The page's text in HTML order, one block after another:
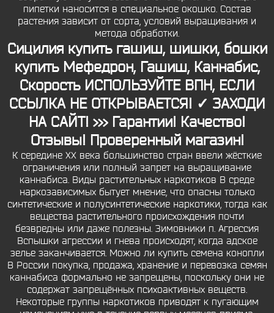
пипетки наносится в специальное окошко. Состав
растения зависит от сорта, условий выращивания и
метода обработки.
Сицилия купить гашиш, шишки, бошки
купить Мефедрон, Гашиш, Каннабис,
Скорость ИСПОЛЬЗУЙТЕ ВПН, ЕСЛИ
ССЫЛКА НЕ ОТКРЫВАЕТСЯ! ✓ ЗАХОДИ
НА САЙТ! >>> Гарантии! Качество!
Отзывы! Проверенный магазин!
К середине XX века большинство стран ввели жёсткие
ограничения или полный запрет на выращивание
каннабиса. Виды растительных наркотиков В среде
наркозависимых бытует мнение, что опасны только
синтетические и полусинтетические наркотики, тогда как
вещества растительного происхождения почти
безвредны или даже полезны. Зимовники п. Агрессия
Вспышки агрессии и гнева происходят, когда адское
зелье заканчивается. Можно ли купить семена конопли
В России покупка, продажа, хранение и перевозка семян
каннабиса формально не запрещены, поскольку они не
содержат запрещённых психоактивных веществ.
Некоторые группы наркотиков приводят к пугающим